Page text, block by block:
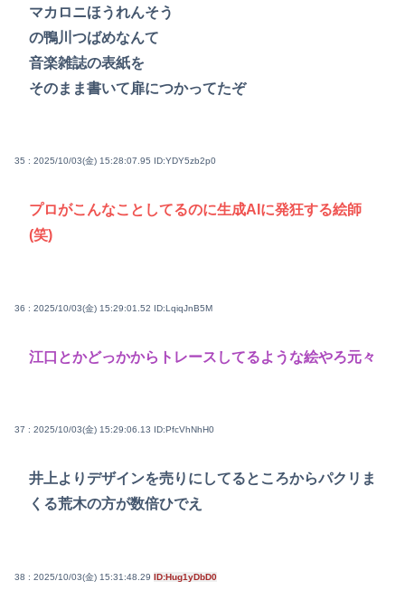
マカロニほうれんそう
の鴨川つばめなんて
音楽雑誌の表紙を
そのまま書いて扉につかってたぞ
35 : 2025/10/03(金) 15:28:07.95 ID:YDY5zb2p0
プロがこんなことしてるのに生成AIに発狂する絵師
(笑)
36 : 2025/10/03(金) 15:29:01.52 ID:LqiqJnB5M
江口とかどっかからトレースしてるような絵やろ元々
37 : 2025/10/03(金) 15:29:06.13 ID:PfcVhNhH0
井上よりデザインを売りにしてるところからパクリま
くる荒木の方が数倍ひでえ
38 : 2025/10/03(金) 15:31:48.29 ID:Hug1yDbD0